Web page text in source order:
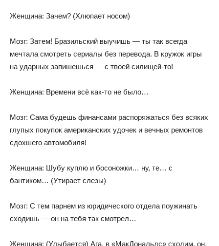
Женщина: Зачем? (Хлюпает носом)
Мозг: Затем! Бразильский выучишь — ты так всегда
мечтала смотреть сериалы без перевода. В кружок игры
на ударных запишешься — с твоей силищей-то!
Женщина: Времени всё как-то не было…
Мозг: Сама будешь финансами распоряжаться без всяких
глупых покупок американских удочек и вечных ремонтов
сдохшего автомобиля!
Женщина: Шубу куплю и босоножки… ну, те… с
бантиком… (Утирает слезы)
Мозг: С тем парнем из юридического отдела поужинать
сходишь — он на тебя так смотрел…
Женщина: (Улыбается) Ага, в «МакДональдс» сходим, он,